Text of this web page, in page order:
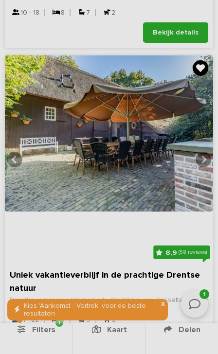
10 - 18 8 7 2
Bekijk details
8,9 (58 reviews)
Uniek vakantieverblijf in de prachtige Drentse
natuur
Op 20 km van Gasselternijveen
Drenthe, omgeving Westerbork
11 - 22 9 9 2
X
Kies 'Aankomst - Vertrek' voor de beste
resultaten
1
Filters
1
Kaart Delen